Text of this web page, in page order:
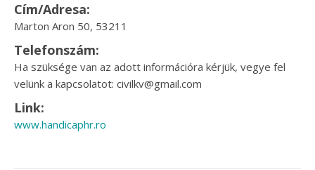
Cím/Adresa:
Marton Aron 50, 53211
Telefonszám:
Ha szüksége van az adott információra kérjük, vegye fel
velünk a kapcsolatot: civilkv@gmail.com
Link:
www.handicaphr.ro